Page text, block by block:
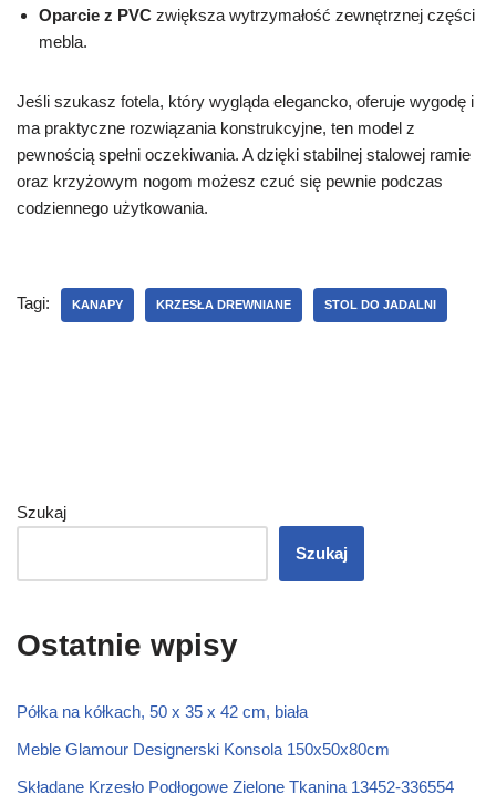
Oparcie z PVC zwiększa wytrzymałość zewnętrznej części
mebla.
Jeśli szukasz fotela, który wygląda elegancko, oferuje wygodę i
ma praktyczne rozwiązania konstrukcyjne, ten model z
pewnością spełni oczekiwania. A dzięki stabilnej stalowej ramie
oraz krzyżowym nogom możesz czuć się pewnie podczas
codziennego użytkowania.
Tagi: KANAPY KRZESŁA DREWNIANE STOL DO JADALNI
Szukaj
Szukaj
Ostatnie wpisy
Półka na kółkach, 50 x 35 x 42 cm, biała
Meble Glamour Designerski Konsola 150x50x80cm
Składane Krzesło Podłogowe Zielone Tkanina 13452-336554